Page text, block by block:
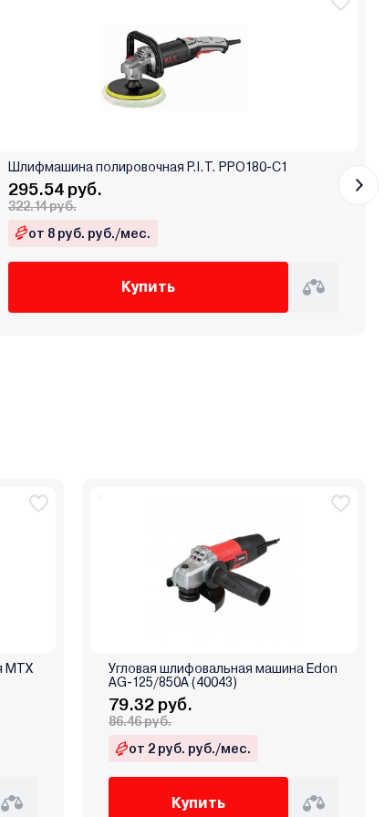
Шлифмашина полировочная P.I.T. PPO180-C1
295.54 руб.
322.14 руб.
от 8 руб. руб./мес.
Купить
MTX
Угловая шлифовальная машина Edon
AG-125/850A (40043)
79.32 руб.
86.46 руб.
от 2 руб. руб./мес.
Купить